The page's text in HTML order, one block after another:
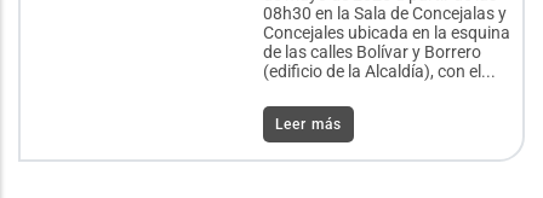
08h30 en la Sala de Concejalas y
Concejales ubicada en la esquina
de las calles Bolívar y Borrero
(edificio de la Alcaldía), con el...
Leer más